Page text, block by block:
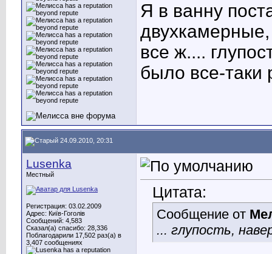
Я в ванну
все ж....
было все-таки
24.09.2010, 20:31
Lusenka
Местный
Регистрация: 03.02.2009
Адрес: Київ-Гоголів
Сообщений: 4,583
Сказал(а) спасибо: 28,336
Поблагодарили 17,502 раз(а) в
3,407 сообщениях
Цитата:
Сообщение от
... глупость,